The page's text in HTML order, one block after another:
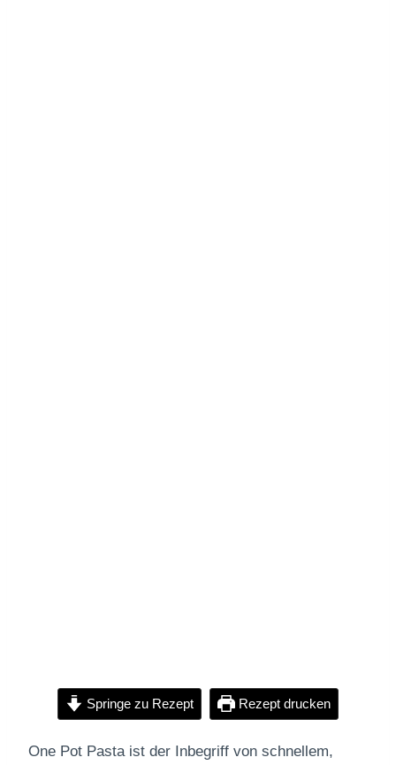
Springe zu Rezept Rezept drucken
One Pot Pasta ist der Inbegriff von schnellem,